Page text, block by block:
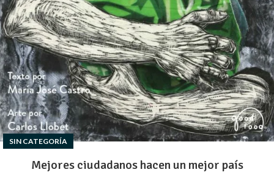
SIN CATEGORÍA
Mejores ciudadanos hacen un mejor país